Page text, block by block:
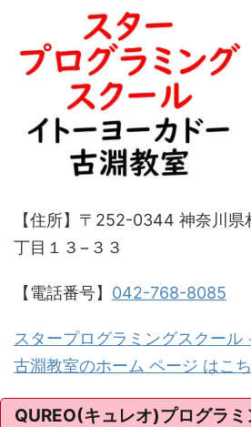
【住所】〒252-0344 神奈川県
丁目１３−３３
【電話番号】 042-768-8085
スタープログラミングスクール
古淵教室のホーム ページ はこ
QUREO(キュレオ)プログラ